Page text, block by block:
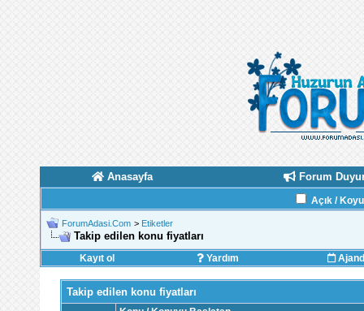
Anasayfa Forum
Açık /
ForumAdasi.Com > Etiketler
Takip edilen konu fiyatları
Kayıt ol Yardım
Takip edilen konu fiyatları